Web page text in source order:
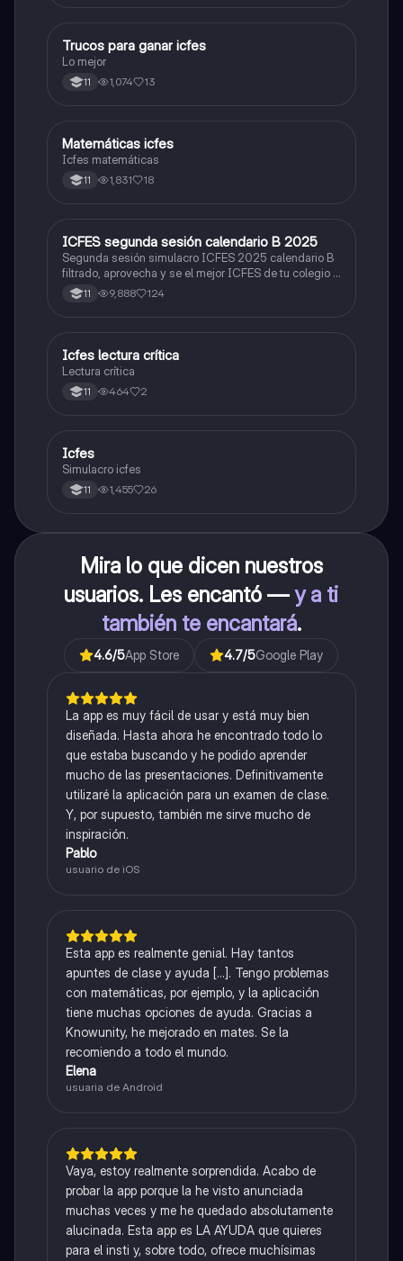
Química
Trucos para ganar icfes
Lo mejor
11 1,074 13
ICFES: Matemáticas
Matemáticas icfes
Icfes matemáticas
11 1,831 18
ICFES: Lectura Crítica
ICFES segunda sesión calendario B 2025
Segunda sesión simulacro ICFES 2025 calendario B
filtrado, aprovecha y se el mejor ICFES de tu colegio y
poder ingresar a universidad, y estudiar aquella
carrera con la que tanto sueñas.
11 9,888 124
Lengua Castellana
Icfes lectura crítica
Lectura crítica
11 464 2
ICFES: Sociales y Ciudadanas
Icfes
Simulacro icfes
11 1,455 26
Mira lo que dicen nuestros
usuarios. Les encantó —y a ti
también te encantará.
4.6/5App Store 4.7/5Google Play
La app es muy fácil de usar y está muy bien
diseñada. Hasta ahora he encontrado todo lo
que estaba buscando y he podido aprender
mucho de las presentaciones. Definitivamente
utilizaré la aplicación para un examen de clase.
Y, por supuesto, también me sirve mucho de
inspiración.
Pablo
usuario de iOS
Esta app es realmente genial. Hay tantos
apuntes de clase y ayuda [...]. Tengo problemas
con matemáticas, por ejemplo, y la aplicación
tiene muchas opciones de ayuda. Gracias a
Knowunity, he mejorado en mates. Se la
recomiendo a todo el mundo.
Elena
usuaria de Android
Vaya, estoy realmente sorprendida. Acabo de
probar la app porque la he visto anunciada
muchas veces y me he quedado absolutamente
alucinada. Esta app es LA AYUDA que quieres
para el insti y, sobre todo, ofrece muchísimas